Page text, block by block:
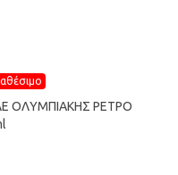
ΟΛΥΜΠΙΑΚΗΣ ΡΕΤΡΟ